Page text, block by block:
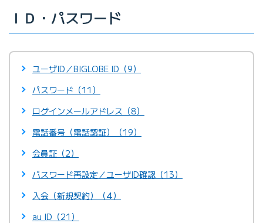
ＩＤ・パスワード
ユーザID／BIGLOBE ID（9）
パスワード（11）
ログインメールアドレス（8）
電話番号（電話認証）（19）
会員証（2）
パスワード再設定／ユーザID確認（13）
入会（新規契約）（4）
au ID（21）